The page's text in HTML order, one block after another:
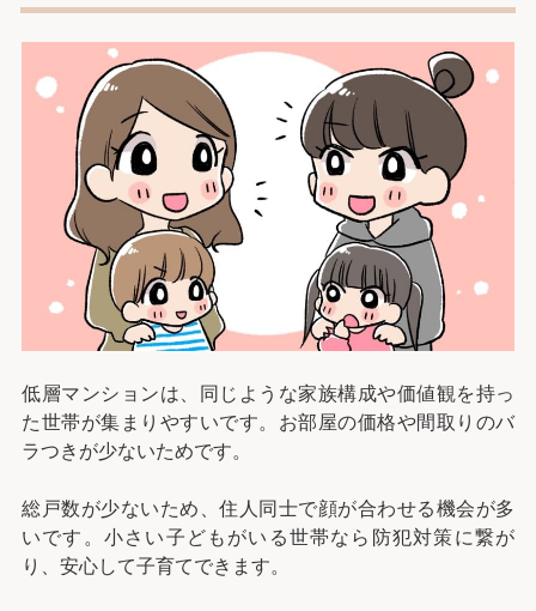
低層マンションは、同じような家族構成や価値観を持っ
た世帯が集まりやすいです。お部屋の価格や間取りのバ
ラつきが少ないためです。
総戸数が少ないため、住人同士で顔が合わせる機会が多
いです。小さい子どもがいる世帯なら防犯対策に繋が
り、安心して子育てできます。